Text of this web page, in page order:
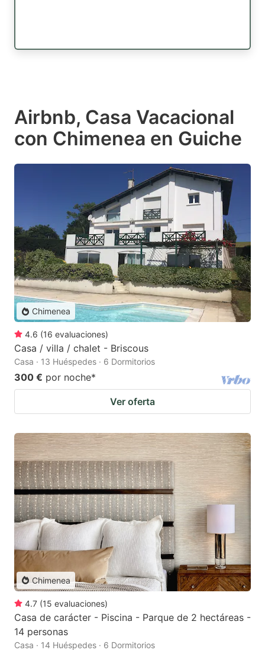
Airbnb, Casa Vacacional
con Chimenea en Guiche
Chimenea
4.6 (16 evaluaciones)
Casa / villa / chalet - Briscous
Casa · 13 Huéspedes · 6 Dormitorios
300 € por noche*
Ver oferta
Chimenea
4.7 (15 evaluaciones)
Casa de carácter - Piscina - Parque de 2 hectáreas -
14 personas
Casa · 14 Huéspedes · 6 Dormitorios